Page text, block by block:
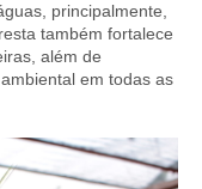
principalmente,
também fortalece
além de
em todas as